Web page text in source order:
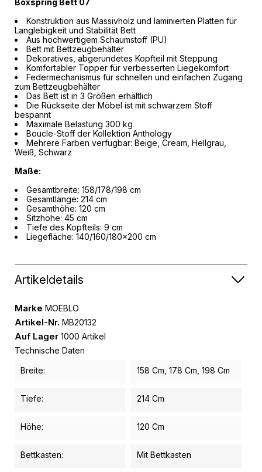
Boxspring Bett 07
Konstruktion aus Massivholz und laminierten Platten für
Langlebigkeit und Stabilität Bett
Aus hochwertigem Schaumstoff (PU)
Bett mit Bettzeugbehälter
Dekoratives, abgerundetes Kopfteil mit Steppung
Komfortabler Topper für verbesserten Liegekomfort
Federmechanismus für schnellen und einfachen Zugang
zum Bettzeugbehälter
Das Bett ist in 3 Größen erhältlich
Die Rückseite der Möbel ist mit schwarzem Stoff
bespannt
Maximale Belastung 300 kg
Boucle-Stoff der Kollektion Anthology
Mehrere Farben verfügbar: Beige, Cream, Hellgrau,
Weiß, Schwarz
Maße:
Gesamtbreite: 158/178/198 cm
Gesamtlänge: 214 cm
Gesamthöhe: 120 cm
Sitzhöhe: 45 cm
Tiefe des Kopfteils: 9 cm
Liegefläche: 140/160/180x200 cm
Artikeldetails
Marke MOEBLO
Artikel-Nr. MB20132
Auf Lager 1000 Artikel
Technische Daten
Breite:
158 Cm, 178 Cm, 198 Cm
Tiefe: 214 Cm
Höhe: 120 Cm
Bettkasten: Mit Bettkasten